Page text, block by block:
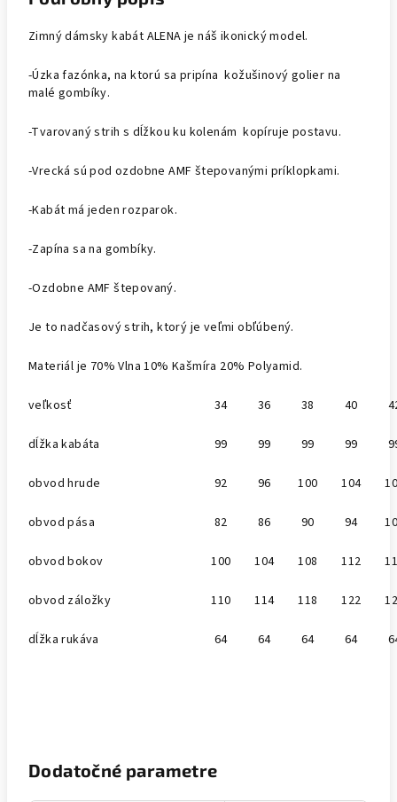
Zimný dámsky kabát ALENA je náš ikonický model.
-Úzka fazónka, na ktorú sa pripína kožušinový golier na
malé gombíky.
-Tvarovaný strih s dĺžkou ku kolenám kopíruje postavu.
-Vrecká sú pod ozdobne AMF štepovanými príklopkami.
-Kabát má jeden rozparok.
-Zapína sa na gombíky.
-Ozdobne AMF štepovaný.
Je to nadčasový strih, ktorý je veľmi obľúbený.
Materiál je 70% Vlna 10% Kašmíra 20% Polyamid.
veľkosť 34 36 38 40
dĺžka kabáta 99 99 99 99
obvod hrude 92 96 100 104
obvod pása 82 86 90 94
obvod bokov 100 104 108 112
obvod záložky 110 114 118 122
dĺžka rukáva 64 64 64 64
Dodatočné parametre